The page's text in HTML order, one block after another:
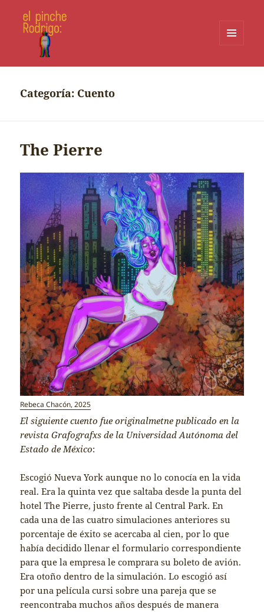
WIDGETS
Categoría: Cuento
The Pierre
Rebeca Chacón, 2025
El siguiente cuento fue originalmetne publicado en la
revista Grafografxs de la Universidad Autónoma del
Estado de México:
Escogió Nueva York aunque no lo conocía en la vida
real. Era la quinta vez que saltaba desde la punta del
hotel The Pierre, justo frente al Central Park. En
cada una de las cuatro simulaciones anteriores su
porcentaje de éxito se acercaba al cien, por lo que
había decidido llenar el formulario correspondiente
para que la empresa le comprara su boleto de avión.
Era otoño dentro de la simulación. Lo escogió así
por una película cursi sobre una pareja que se
reencontraba muchos años después de manera